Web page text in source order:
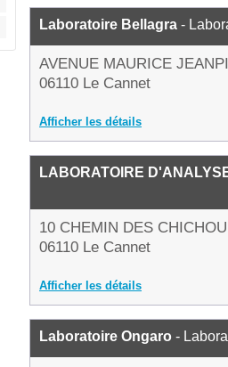
Laboratoire Bellagra -
AVENUE MAURICE
06110 Le Cannet
Afficher les détails
LABORATOIRE
10 CHEMIN DES
06110 Le Cannet
Afficher les détails
Laboratoire Ongaro -